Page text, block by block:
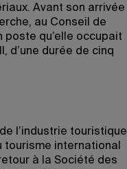
Avant son arrivée
au Conseil de
poste qu’elle occupait
d’une durée de cinq
l’industrie touristique
tourisme international
à la Société des